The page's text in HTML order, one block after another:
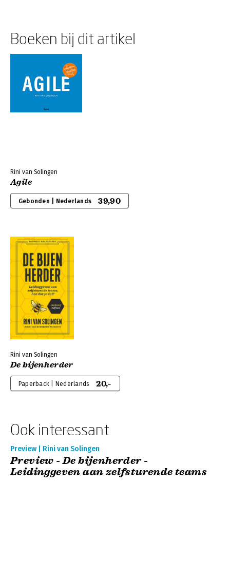
Boeken bij dit artikel
Rini van Solingen
Agile
Gebonden | Nederlands 39,90
Rini van Solingen
De bijenherder
Paperback | Nederlands 20,-
Ook interessant
Preview | Rini van Solingen
Preview - De bijenherder -
Leidinggeven aan zelfsturende teams